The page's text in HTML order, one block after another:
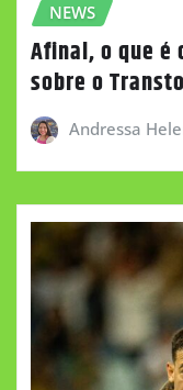
NEWS
Afinal, o que é
sobre o
Andressa